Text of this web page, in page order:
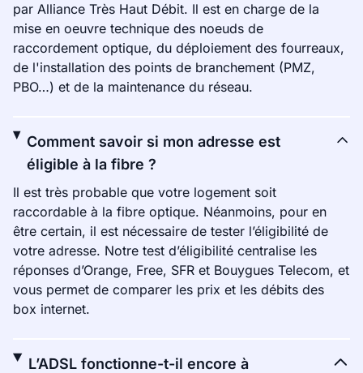
par Alliance Très Haut Débit. Il est en charge de la
mise en oeuvre technique des noeuds de
raccordement optique, du déploiement des fourreaux,
de l'installation des points de branchement (PMZ,
PBO…) et de la maintenance du réseau.
Comment savoir si mon adresse est
éligible à la fibre ?
Il est très probable que votre logement soit
raccordable à la fibre optique. Néanmoins, pour en
être certain, il est nécessaire de tester l’éligibilité de
votre adresse. Notre test d’éligibilité centralise les
réponses d’Orange, Free, SFR et Bouygues Telecom, et
vous permet de comparer les prix et les débits des
box internet.
L’ADSL fonctionne-t-il encore à